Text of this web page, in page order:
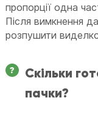
пропорції одна
Після вимкнення
розпушити
Скільки
пачки?